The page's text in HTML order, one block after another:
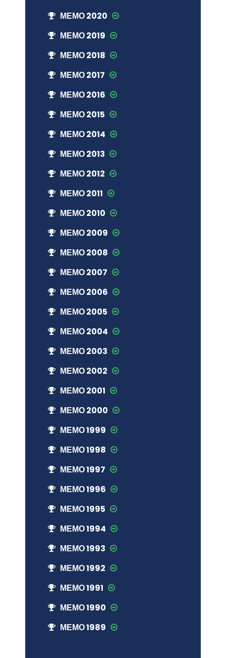
МЕМО 2020
МЕМО 2019
МЕМО 2018
МЕМО 2017
МЕМО 2016
МЕМО 2015
МЕМО 2014
МЕМО 2013
МЕМО 2012
МЕМО 2011
МЕМО 2010
МЕМО 2009
МЕМО 2008
МЕМО 2007
МЕМО 2006
МЕМО 2005
МЕМО 2004
МЕМО 2003
МЕМО 2002
МЕМО 2001
МЕМО 2000
МЕМО 1999
МЕМО 1998
МЕМО 1997
МЕМО 1996
МЕМО 1995
МЕМО 1994
МЕМО 1993
МЕМО 1992
МЕМО 1991
МЕМО 1990
МЕМО 1989